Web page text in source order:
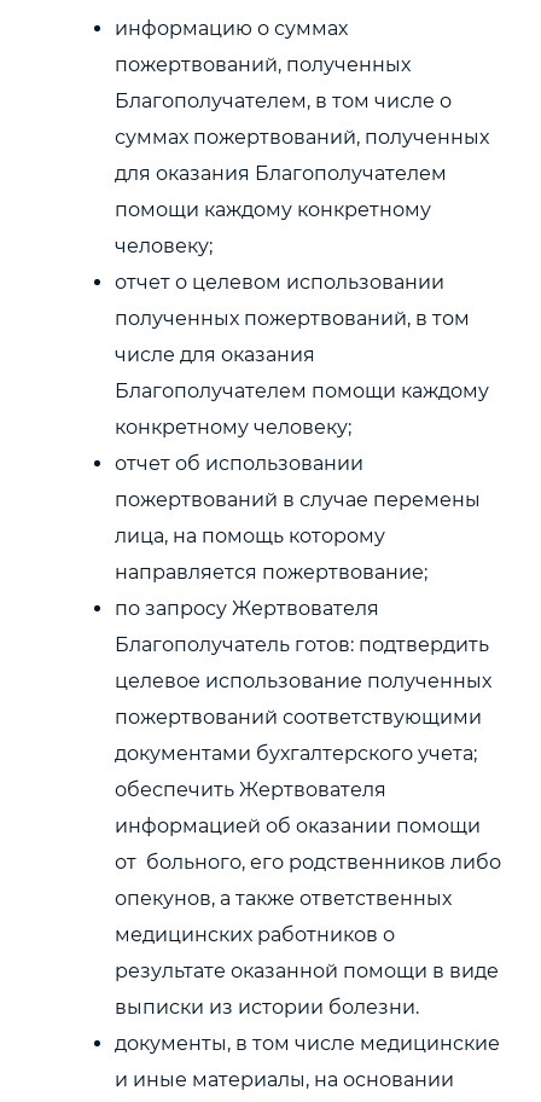
информацию о суммах
пожертвований, полученных
Благополучателем, в том числе о
суммах пожертвований, полученных
для оказания Благополучателем
помощи каждому конкретному
человеку;
отчет о целевом использовании
полученных пожертвований, в том
числе для оказания
Благополучателем помощи каждому
конкретному человеку;
отчет об использовании
пожертвований в случае перемены
лица, на помощь которому
направляется пожертвование;
по запросу Жертвователя
Благополучатель готов: подтвердить
целевое использование полученных
пожертвований соответствующими
документами бухгалтерского учета;
обеспечить Жертвователя
информацией об оказании помощи
от больного, его родственников либо
опекунов, а также ответственных
медицинских работников о
результате оказанной помощи в виде
выписки из истории болезни.
документы, в том числе медицинские
и иные материалы, на основании